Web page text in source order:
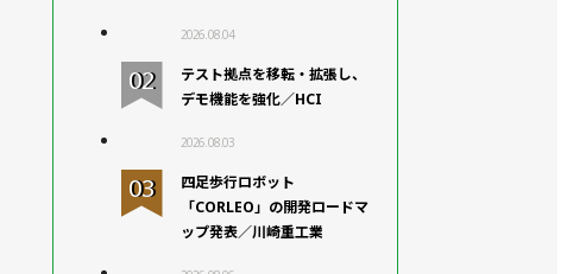
2026.08.04
テスト拠点を移転・拡張し、
デモ機能を強化／HCI
2026.08.03
四足歩行ロボット
「CORLEO」の開発ロードマ
ップ発表／川崎重工業